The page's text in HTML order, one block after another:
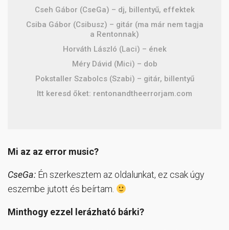
Cseh Gábor (CseGa) – dj, billentyű, effektek
Csiba Gábor (Csibusz) – gitár (ma már nem tagja
a Rentonnak)
Horváth László (Laci) – ének
Méry Dávid (Mici) – dob
Pokstaller Szabolcs (Szabi) – gitár, billentyű
Itt keresd őket: rentonandtheerrorjam.com
Mi az az error music?
CseGa: Én szerkesztem az oldalunkat, ez csak úgy
eszembe jutott és beírtam.
Minthogy ezzel lerázható bárki?